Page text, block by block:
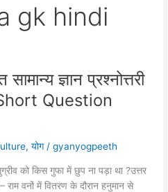
gk hindi
ज्ञान प्रश्नोत्तरी
Question
,योग/gyanyogpeeth
को किस गुफा में छुप ना पड़ा था ?उत्तर
वनों में वितरण के दौरान हनुमान से